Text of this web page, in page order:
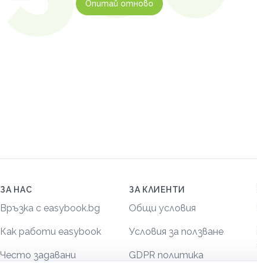
Опитай отново
ЗА НАС
Връзка с easybook.bg
Как работи easybook
Често задавани
ЗА КЛИЕНТИ
Общи условия
Условия за ползване
GDPR политика